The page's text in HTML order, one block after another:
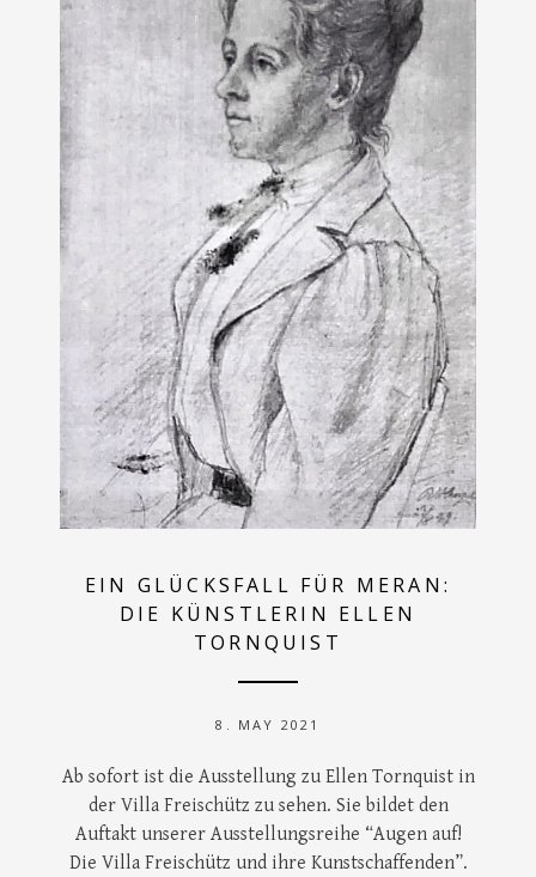
EIN GLÜCKSFALL FÜR MERAN:
DIE KÜNSTLERIN ELLEN
TORNQUIST
8. MAY 2021
Ab sofort ist die Ausstellung zu Ellen Tornquist in
der Villa Freischütz zu sehen. Sie bildet den
Auftakt unserer Ausstellungsreihe “Augen auf!
Die Villa Freischütz und ihre Kunstschaffenden”.